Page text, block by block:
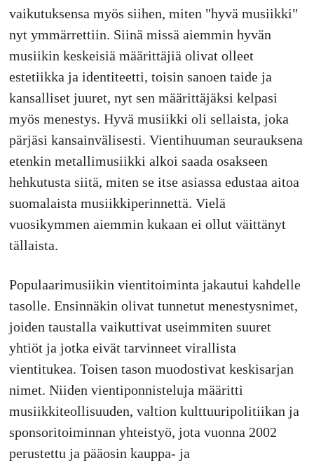
vaikutuksensa myös siihen, miten "hyvä musiikki"
nyt ymmärrettiin. Siinä missä aiemmin hyvän
musiikin keskeisiä määrittäjiä olivat olleet
estetiikka ja identiteetti, toisin sanoen taide ja
kansalliset juuret, nyt sen määrittäjäksi kelpasi
myös menestys. Hyvä musiikki oli sellaista, joka
pärjäsi kansainvälisesti. Vientihuuman seurauksena
etenkin metallimusiikki alkoi saada osakseen
hehkutusta siitä, miten se itse asiassa edustaa aitoa
suomalaista musiikkiperinnettä. Vielä
vuosikymmen aiemmin kukaan ei ollut väittänyt
tällaista.
Populaarimusiikin vientitoiminta jakautui kahdelle
tasolle. Ensinnäkin olivat tunnetut menestysnimet,
joiden taustalla vaikuttivat useimmiten suuret
yhtiöt ja jotka eivät tarvinneet virallista
vientitukea. Toisen tason muodostivat keskisarjan
nimet. Niiden vientiponnisteluja määritti
musiikkiteollisuuden, valtion kulttuuripolitiikan ja
sponsoritoiminnan yhteistyö, jota vuonna 2002
perustettu ja pääosin kauppa- ja